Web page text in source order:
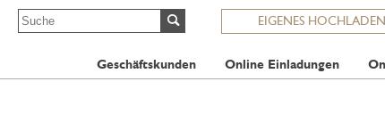
EIGENES HOCHLADEN
Geschäftskunden Online Einladungen